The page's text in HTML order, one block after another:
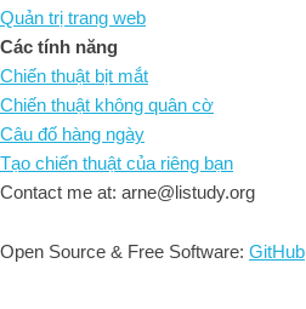
Quản trị trang web
Các tính năng
Chiến thuật bịt mắt
Chiến thuật không quân cờ
Câu đố hàng ngày
Tạo chiến thuật của riêng bạn
Contact me at: arne@listudy.org
Open Source & Free Software: GitHub